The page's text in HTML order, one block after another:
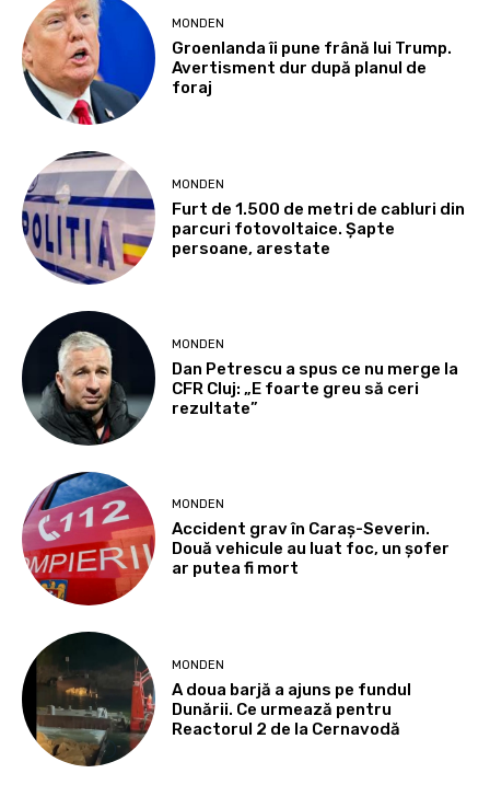
MONDEN
Groenlanda îi pune frână lui Trump.
Avertisment dur după planul de
foraj
MONDEN
Furt de 1.500 de metri de cabluri din
parcuri fotovoltaice. Șapte
persoane, arestate
MONDEN
Dan Petrescu a spus ce nu merge la
CFR Cluj: „E foarte greu să ceri
rezultate”
MONDEN
Accident grav în Caraș-Severin.
Două vehicule au luat foc, un șofer
ar putea fi mort
MONDEN
A doua barjă a ajuns pe fundul
Dunării. Ce urmează pentru
Reactorul 2 de la Cernavodă